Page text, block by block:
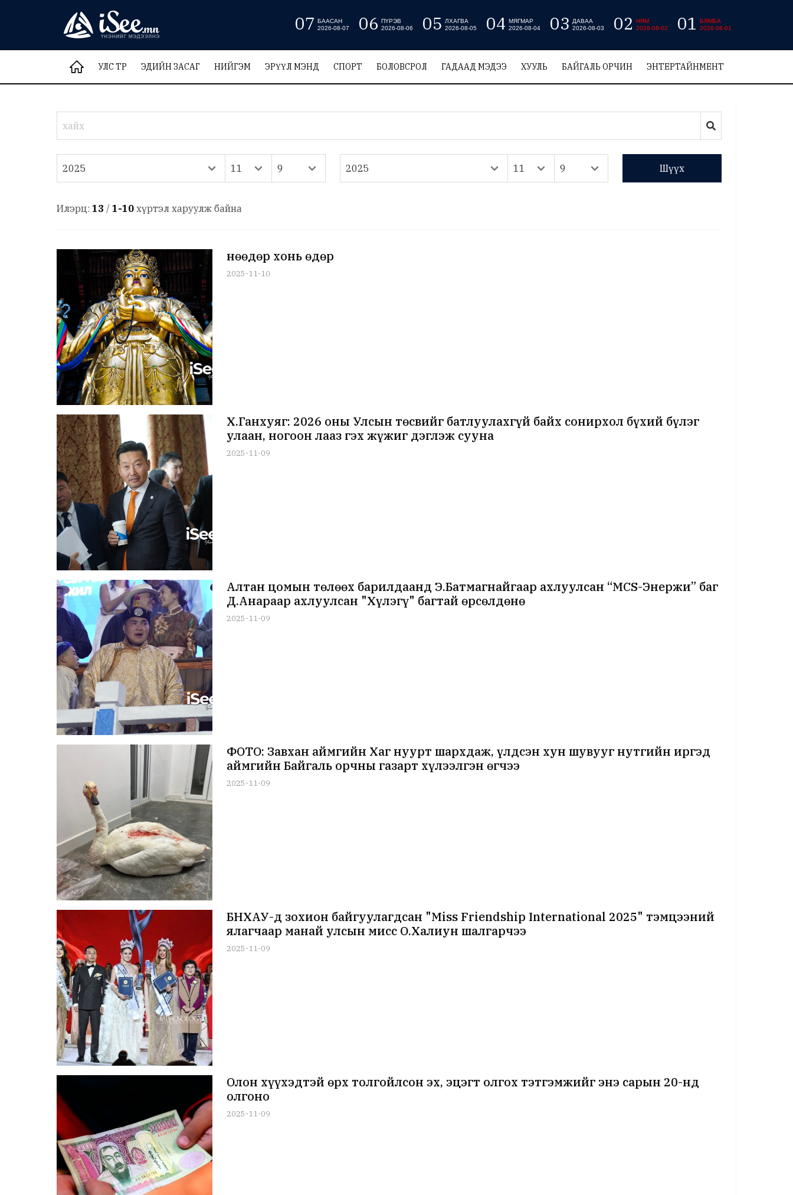
07 БААСАН
2026-08-07
06 ПҮРЭВ
2026-08-06
05
ЛХАГВА
2026-08-05
04 МЯГМАР
2026-08-04
03
ДАВАА
2026-08-03
02
НЯМ
2026-08-02
01
БЯМБА
2026-08-01
УЛС ТӨР ЭДИЙН ЗАСАГ НИЙГЭМ ЭРҮҮЛ МЭНД СПОРТ БОЛОВСРОЛ ГАДААД МЭДЭЭ ХУУЛЬ БАЙГАЛЬ ОРЧИН ЭНТЕРТАЙНМЕНТ
Шүүх
Илэрц: 13 / 1-10 хүртэл харуулж байна
Өнөөдөр хонь өдөр
2025-11-10
Х.Ганхуяг: 2026 оны Улсын төсвийг батлуулахгүй байх сонирхол бүхий бүлэг
улаан, ногоон лааз гэх жүжиг дэглэж сууна
2025-11-09
Алтан цомын төлөөх барилдаанд Э.Батмагнайгаар ахлуулсан “МСS-Энержи” баг
Д.Анараар ахлуулсан "Хүлэгү" багтай өрсөлдөнө
2025-11-09
ФОТО: Завхан аймгийн Хаг нуурт шархдаж, үлдсэн хун шувууг нутгийн иргэд
аймгийн Байгаль орчны газарт хүлээлгэн өгчээ
2025-11-09
БНХАУ-д зохион байгуулагдсан "Miss Friendship International 2025" тэмцээний
ялагчаар манай улсын мисс О.Халиун шалгарчээ
2025-11-09
Олон хүүхэдтэй өрх толгойлсон эх, эцэгт олгох тэтгэмжийг энэ сарын 20-нд
олгоно
2025-11-09